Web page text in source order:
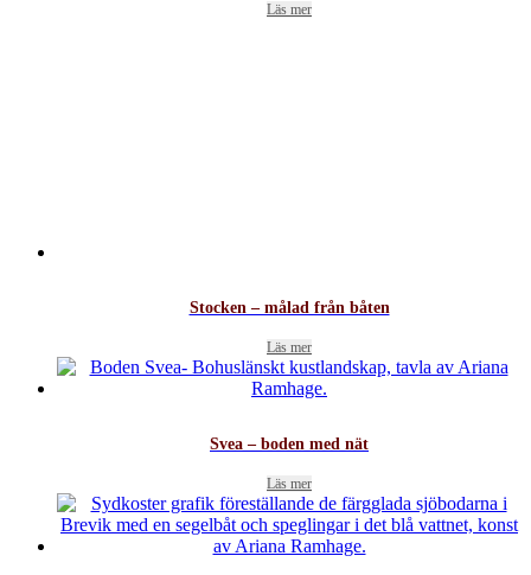
Läs mer
Stocken – målad från båten
Läs mer
Svea – boden med nät
Läs mer